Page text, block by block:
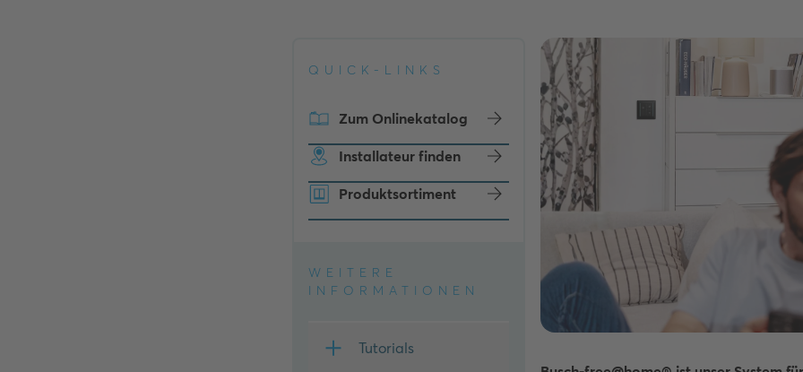
QUICK-LINKS
Zum Onlinekatalog
Installateur finden
Produktsortiment
WEITERE
INFORMATIONEN
Tutorials